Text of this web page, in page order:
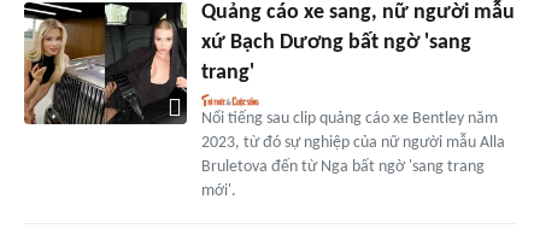
Quảng cáo xe sang, nữ người mẫu
xứ Bạch Dương bất ngờ 'sang
trang'
Nổi tiếng sau clip quảng cáo xe Bentley năm
2023, từ đó sự nghiệp của nữ người mẫu Alla
Bruletova đến từ Nga bất ngờ 'sang trang
mới'.